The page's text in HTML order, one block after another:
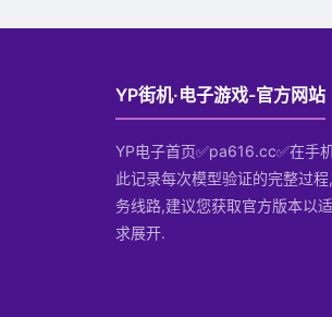
YP街机·电子游戏-官方网站
YP电子首页✅pa616.cc✅在手
此记录每次模型验证的完整过
务线路,建议您获取官方版本以
求展开.